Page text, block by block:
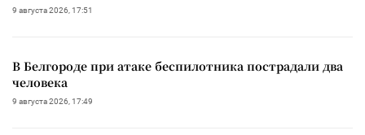
9 августа 2026, 17:51
В Белгороде при атаке беспилотника пострадали два
человека
9 августа 2026, 17:49